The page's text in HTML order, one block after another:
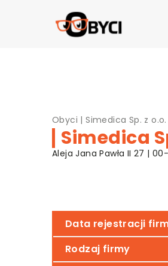
Obyci |Simedica Sp. z o.o.
Simedica
Aleja Jana Pawła II 27 |
Data rejestracji
Rodzaj firmy